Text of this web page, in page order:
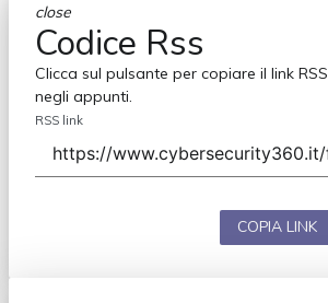
close
Codice Rss
Clicca sul pulsante per copiare il link RSS
negli appunti.
RSS link
COPIA LINK